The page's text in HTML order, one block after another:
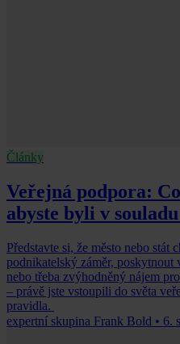
Články
Veřejná podpora:
abyste byli v
Představte si, že město nebo stát
podnikatelský záměr, poskytnout
nebo třeba zvýhodněný nájem
– právě jste vstoupili do světa
pravidla.
expertní skupina Frank Bold • 6.